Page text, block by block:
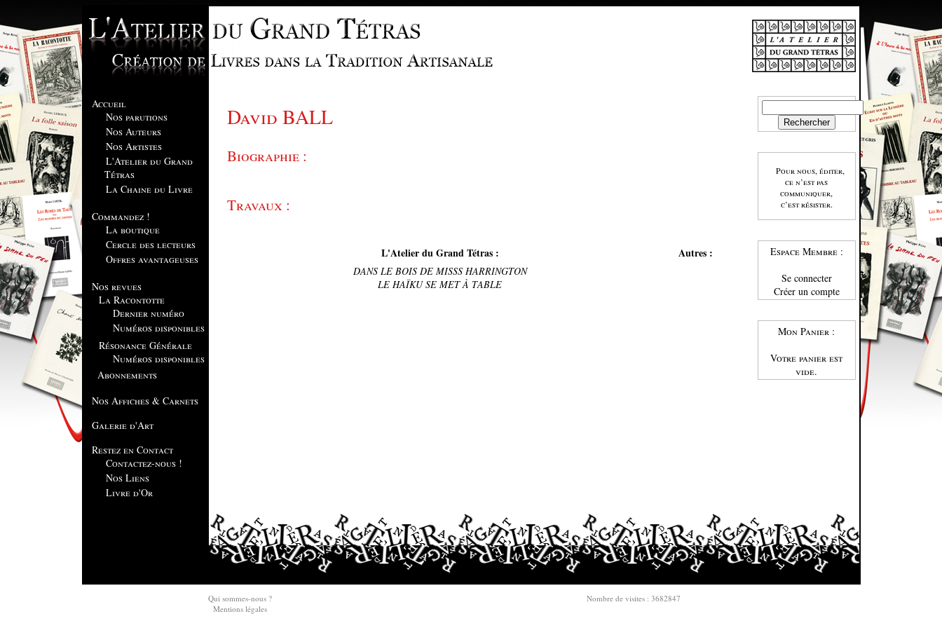
Accueil
Nos parutions
Nos Auteurs
Nos Artistes
L'Atelier du Grand
Tétras
La Chaine du Livre
Commandez !
La boutique
Cercle des lecteurs
Offres avantageuses
Nos revues
La Racontotte
Dernier numéro
Numéros disponibles
Résonance Générale
Numéros disponibles
Abonnements
Nos Affiches & Carnets
Galerie d'Art
Restez en Contact
Contactez-nous !
Nos Liens
Livre d'Or
Pour nous, éditer,
ce n’est pas
communiquer,
c’est résister.
Espace Membre :
Se connecter
Créer un compte
Mon Panier :
Votre panier est
vide.
David BALL
Biographie :
Travaux :
L'Atelier du Grand Tétras : Autres :
DANS LE BOIS DE MISSS HARRINGTON
LE HAÏKU SE MET À TABLE
Qui sommes-nous ?
Mentions légales
Nombre de visites : 3682847